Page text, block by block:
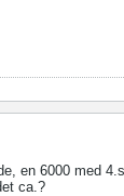
en 6000 med
ca.?